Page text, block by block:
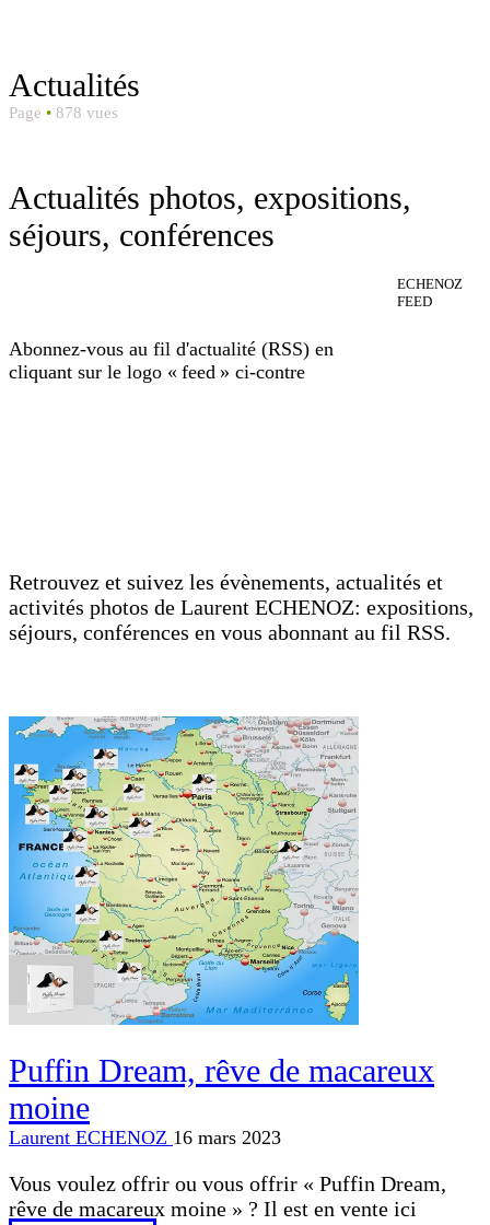
Laurent
Photographe
Actualités
Page • 878 vues
Actualités ​photos, expositions,
séjours, conférences
Abonnez-vous au fil d'actualité (RSS) en
cliquant sur le logo « feed » ci-contre
ECHENOZ
FEED
Retrouvez et suivez les évènements, actualités et
activités ​photos de Laurent ECHENOZ: expositions,
séjours, conférences en vous abonnant au fil RSS.
Puffin Dream, rêve de macareux
moine
Laurent ECHENOZ 16 mars 2023
Vous voulez offrir ou vous offrir « Puffin Dream,
rêve de macareux moine » ? Il est en vente ici